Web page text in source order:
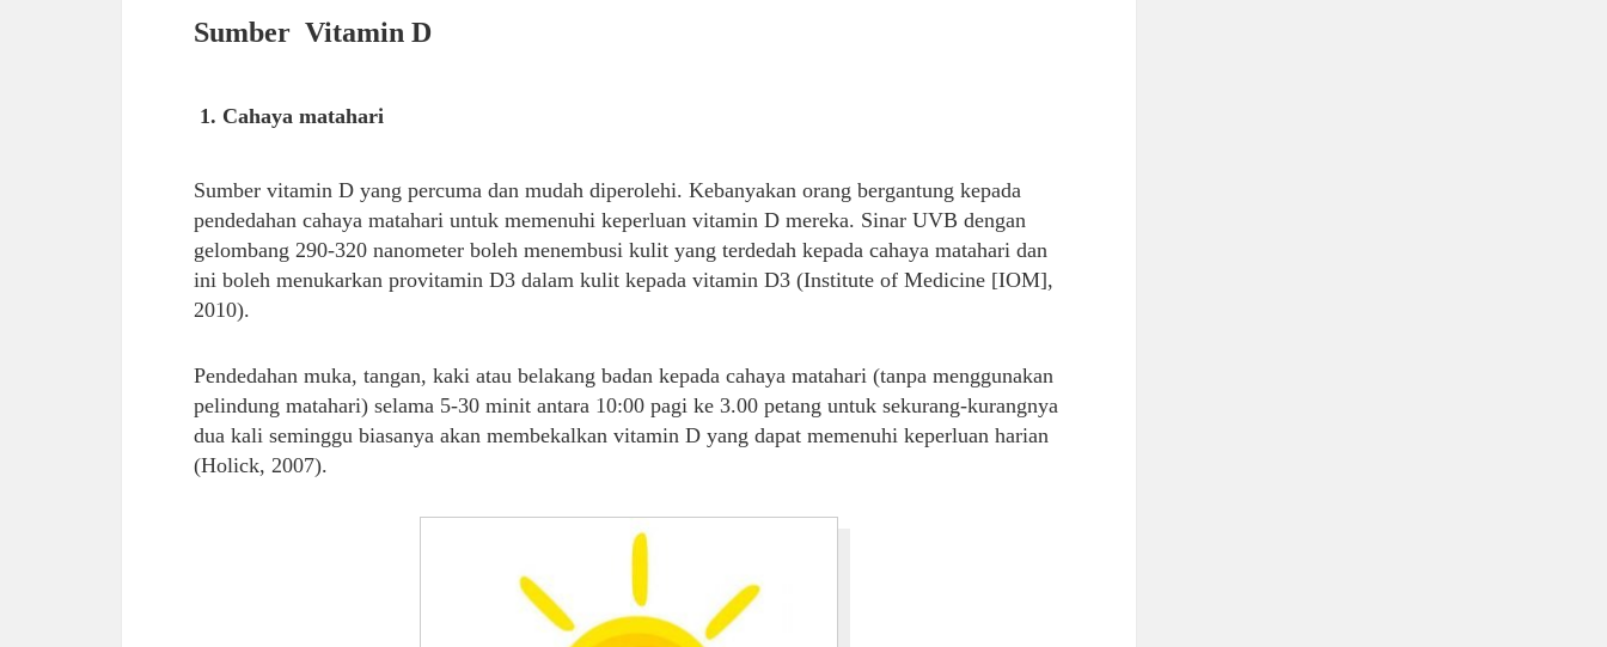
Sumber Vitamin D
1. Cahaya matahari
Sumber vitamin D yang percuma dan mudah diperolehi. Kebanyakan orang bergantung kepada
pendedahan cahaya matahari untuk memenuhi keperluan vitamin D mereka. Sinar UVB dengan
gelombang 290-320 nanometer boleh menembusi kulit yang terdedah kepada cahaya matahari dan
ini boleh menukarkan provitamin D3 dalam kulit kepada vitamin D3 (Institute of Medicine [IOM],
2010).
Pendedahan muka, tangan, kaki atau belakang badan kepada cahaya matahari (tanpa menggunakan
pelindung matahari) selama 5-30 minit antara 10:00 pagi ke 3.00 petang untuk sekurang-kurangnya
dua kali seminggu biasanya akan membekalkan vitamin D yang dapat memenuhi keperluan harian
(Holick, 2007).